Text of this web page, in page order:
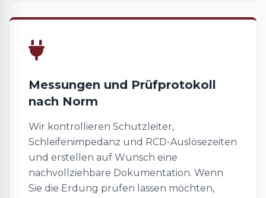
Messungen und Prüfprotokoll
nach Norm
Wir kontrollieren Schutzleiter,
Schleifenimpedanz und RCD-Auslösezeiten
und erstellen auf Wunsch eine
nachvollziehbare Dokumentation. Wenn
Sie die Erdung prüfen lassen möchten,